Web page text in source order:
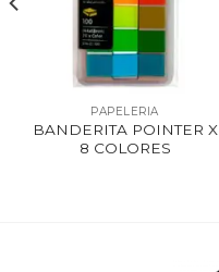
PAPELERIA
BANDERITA POINTER X
8 COLORES